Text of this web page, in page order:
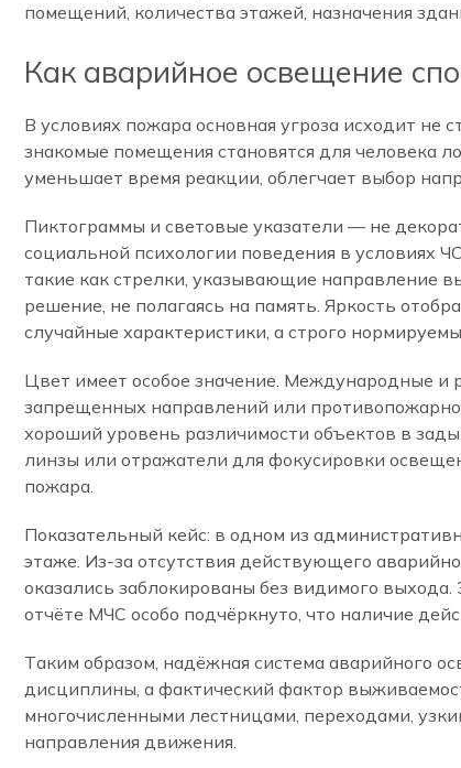
помещений, количества этажей, назначения
Как аварийное освещение
В условиях пожара основная угроза исходит не
знакомые помещения становятся для человека
уменьшает время реакции, облегчает выбор
Пиктограммы и световые указатели — не
социальной психологии поведения в условиях
такие как стрелки, указывающие направление
решение, не полагаясь на память. Яркость
случайные характеристики, а строго
Цвет имеет особое значение. Международные и
запрещенных направлений или
хороший уровень различимости объектов в
линзы или отражатели для фокусировки
пожара.
Показательный кейс: в одном из
этаже. Из-за отсутствия действующего
оказались заблокированы без видимого
отчёте МЧС особо подчёркнуто, что наличие
Таким образом, надёжная система аварийного
дисциплины, а фактический фактор
многочисленными лестницами, переходами,
направления движения.